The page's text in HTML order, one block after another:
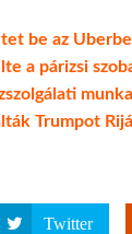
be az
a párizsi
Trumpot
Twitter